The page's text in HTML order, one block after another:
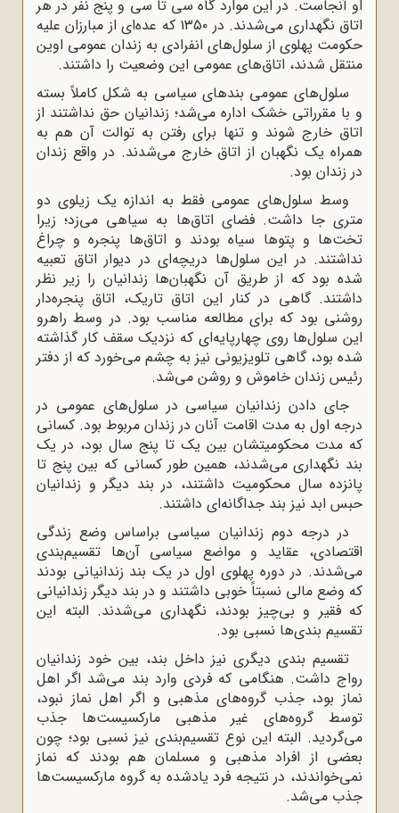
او آنجاست. در این موارد گاه سی تا سی و پنج نفر در هر
اتاق نگهداری می‌شدند. در ۱۳۵۰ که عده‌ای از مبارزان علیه
حکومت پهلوی از سلول‌های انفرادی به زندان عمومی اوین
منتقل شدند، اتاق‌های عمومی این وضعیت را داشتند.
سلول‌های عمومی بندهای سیاسی به شکل کاملاً بسته
و با مقرراتی خشک اداره می‌شد؛ زندانیان حق نداشتند از
اتاق خارج شوند و تنها برای رفتن به توالت آن هم به
همراه یک نگهبان از اتاق خارج می‌شدند. در واقع زندان
در زندان بود.
وسط سلول‌های عمومی فقط به اندازه یک زیلوی دو
متری جا داشت. فضای اتاق‌ها به سیاهی می‌زد؛ زیرا
تخت‌ها و پتوها سیاه بودند و اتاق‌ها پنجره و چراغ
نداشتند. در این سلول‌ها دریچه‌ای در دیوار اتاق تعبیه
شده بود که از طریق آن نگهبان‌ها زندانیان را زیر نظر
داشتند. گاهی در کنار این اتاق تاریک، اتاق پنجره‌دار
روشنی بود که برای مطالعه مناسب بود. در وسط راهرو
این سلول‌ها روی چهارپایه‌ای که نزدیک سقف کار گذاشته
شده بود، گاهی تلویزیونی نیز به چشم می‌خورد که از دفتر
رئیس زندان خاموش و روشن می‌شد.
جای دادن زندانیان سیاسی در سلول‌های عمومی در
درجه اول به مدت اقامت آنان در زندان مربوط بود. کسانی
که مدت محکومیتشان بین یک تا پنج سال بود، در یک
بند نگهداری می‌شدند، همین طور کسانی که بین پنج تا
پانزده سال محکومیت داشتند، در بند دیگر و زندانیان
حبس ابد نیز بند جداگانه‌ای داشتند.
در درجه دوم زندانیان سیاسی براساس وضع زندگی
اقتصادی، عقاید و مواضع سیاسی آن‌ها تقسیم‌بندی
می‌شدند. در دوره پهلوی اول در یک بند زندانیانی بودند
که وضع مالی نسبتاً خوبی داشتند و در بند دیگر زندانیانی
که فقیر و بی‌چیز بودند، نگهداری می‌شدند. البته این
تقسیم بندی‌ها نسبی بود.
تقسیم بندی دیگری نیز داخل بند، بین خود زندانیان
رواج داشت. هنگامی که فردی وارد بند می‌شد اگر اهل
نماز بود، جذب گروه‌های مذهبی و اگر اهل نماز نبود،
توسط گروه‌های غیر مذهبی مارکسیست‌ها جذب
می‌گردید. البته این نوع تقسیم‌بندی نیز نسبی بود؛ چون
بعضی از افراد مذهبی و مسلمان هم بودند که نماز
نمی‌خواندند، در نتیجه فرد یادشده به گروه مارکسیست‌ها
جذب می‌شد.